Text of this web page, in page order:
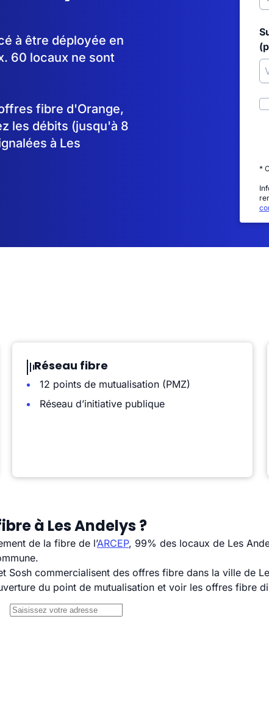
à être déployée en
60 locaux ne sont
fibre d'Orange,
les débits (jusqu'à 8
à Les
*
Réseau fibre
12 points de mutualisation (PMZ)
Réseau d’initiative publique
à Les Andelys ?
de la fibre de l’ARCEP, 99% des locaux de Les
Sosh commercialisent des offres fibre dans la ville de
du point de mutualisation et voir les offres fibre